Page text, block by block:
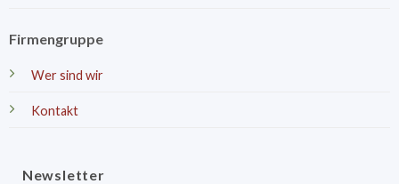
Firmengruppe
Wer sind wir
Kontakt
Newsletter